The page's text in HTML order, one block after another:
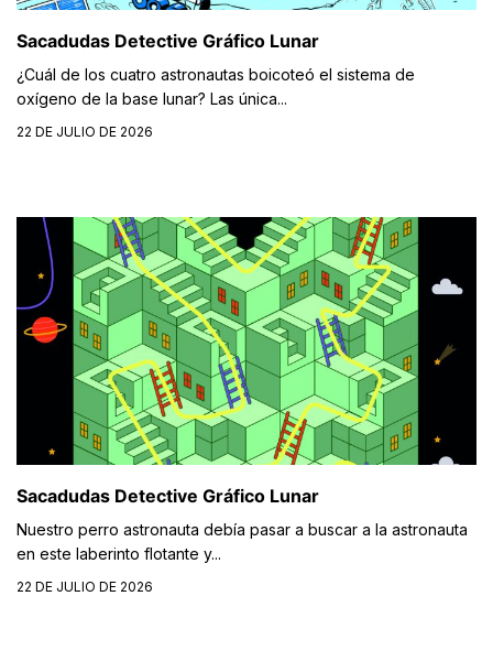
Sacadudas Detective Gráfico Lunar
¿Cuál de los cuatro astronautas boicoteó el sistema de
oxígeno de la base lunar? Las única...
22 DE JULIO DE 2026
Sacadudas Detective Gráfico Lunar
Nuestro perro astronauta debía pasar a buscar a la astronauta
en este laberinto flotante y...
22 DE JULIO DE 2026